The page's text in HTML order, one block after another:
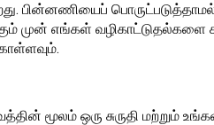
பின்னணியைப்
முன் எங்கள்
மூலம் ஒரு சுருதி மற்றும்